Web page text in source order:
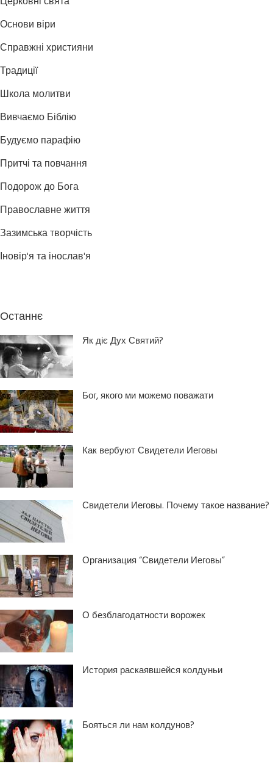
Основи віри
Справжні християни
Традиції
Школа молитви
Вивчаємо Біблію
Будуємо парафію
Притчі та повчання
Подорож до Бога
Православне життя
Зазимська творчість
Іновір'я та інослав'я
Останнє
Як діє Дух Святий?
Бог, якого ми можемо поважати
Как вербуют Свидетели Иеговы
Свидетели Иеговы. Почему такое название?
Организация “Свидетели Иеговы”
О безблагодатности ворожек
История раскаявшейся колдуньи
Бояться ли нам колдунов?